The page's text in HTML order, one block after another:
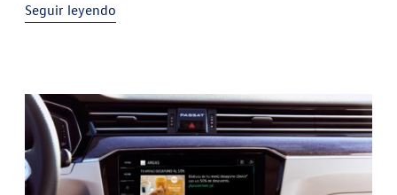
clientes a través
Seguir leyendo